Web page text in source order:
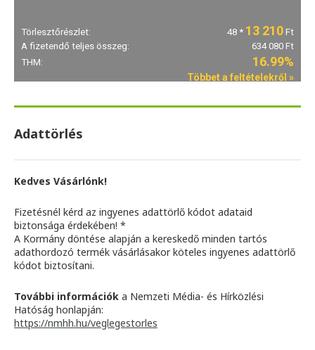
Adattörlés
Kedves Vásárlónk!
Fizetésnél kérd az ingyenes adattörlő kódot adataid
biztonsága érdekében! *
A Kormány döntése alapján a kereskedő minden tartós
adathordozó termék vásárlásakor köteles ingyenes adattörlő
kódot biztosítani.
További információk a Nemzeti Média- és Hírközlési
Hatóság honlapján:
https://nmhh.hu/veglegestorles